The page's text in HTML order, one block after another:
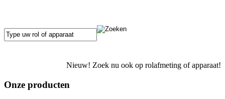
Nieuw! Zoek nu ook op rolafmeting of apparaat!
Onze producten